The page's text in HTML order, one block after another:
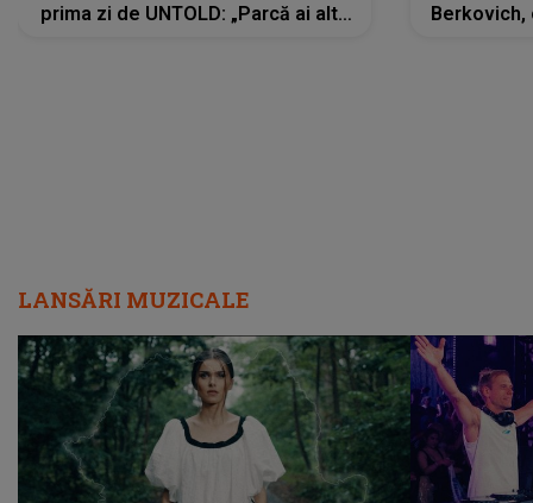
prima zi de UNTOLD: „Parcă ai altă
Berkovich,
LANSĂRI MUZICALE